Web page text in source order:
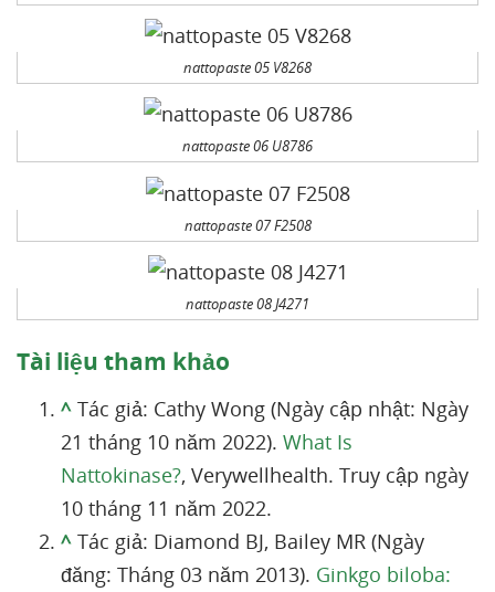
nattopaste 05 V8268
nattopaste 06 U8786
nattopaste 07 F2508
nattopaste 08 J4271
Tài liệu tham khảo
^ Tác giả: Cathy Wong (Ngày cập nhật: Ngày
21 tháng 10 năm 2022). What Is
Nattokinase?, Verywellhealth. Truy cập ngày
10 tháng 11 năm 2022.
^ Tác giả: Diamond BJ, Bailey MR (Ngày
đăng: Tháng 03 năm 2013). Ginkgo biloba: